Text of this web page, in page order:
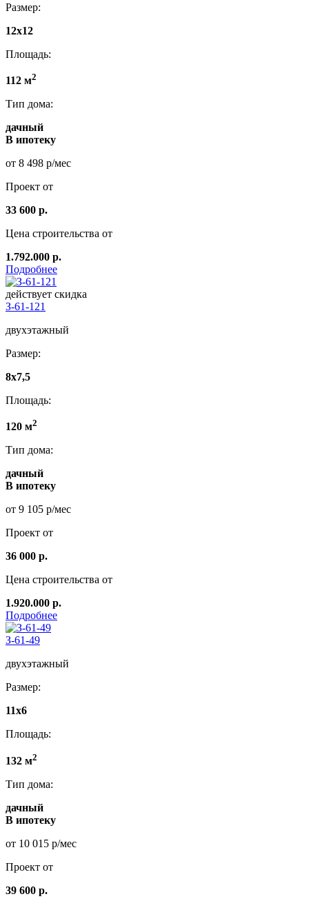
Размер:
12x12
Площадь:
112 м2
Тип дома:
дачный
В ипотеку
от 8 498 р/мес
Проект от
33 600 р.
Цена строительства от
1.792.000 р.
Подробнее
действует скидка
З-61-121
двухэтажный
Размер:
8x7,5
Площадь:
120 м2
Тип дома:
дачный
В ипотеку
от 9 105 р/мес
Проект от
36 000 р.
Цена строительства от
1.920.000 р.
Подробнее
З-61-49
двухэтажный
Размер:
11x6
Площадь:
132 м2
Тип дома:
дачный
В ипотеку
от 10 015 р/мес
Проект от
39 600 р.